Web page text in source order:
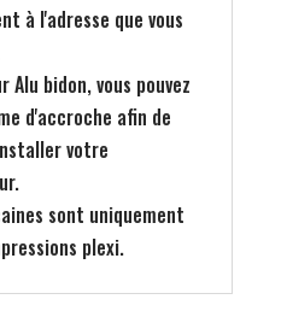
à l'adresse que vous
bidon, vous pouvez
d'accroche afin de
votre
sont uniquement
plexi.